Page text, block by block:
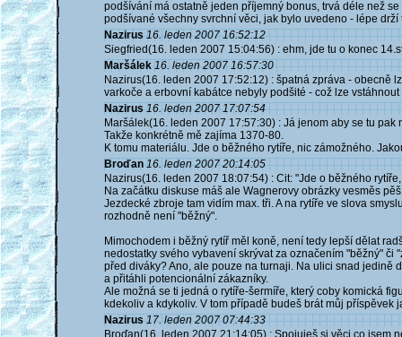
podšívání má ostatně jeden příjemný bonus, trvá déle než
podšívané všechny svrchní věci, jak bylo uvedeno - lépe drží
Nazirus 16. leden 2007 16:52:12
Siegfried(16. leden 2007 15:04:56) : ehm, jde tu o konec
Maršálek 16. leden 2007 16:57:30
Nazirus(16. leden 2007 17:52:12) : špatná zpráva - obecně
varkoče a erbovní kabátce nebyly podšité - což lze
Nazirus 16. leden 2007 17:07:54
Maršálek(16. leden 2007 17:57:30) : Já jenom aby se tu
Takže konkrétně mě zajíma 1370-80.
K tomu materiálu. Jde o běžného rytíře, nic zámožného.
Broďan 16. leden 2007 20:14:05
Nazirus(16. leden 2007 18:07:54) : Cit: "Jde o běžného
Na začátku diskuse máš ale Wagnerovy obrázky vesměs
Jezdecké zbroje tam vidím max. tři. A na rytíře ve slova
rozhodně není "běžný".
Mimochodem i běžný rytíř měl koně, není tedy lepší dělat
nedostatky svého vybavení skrývat za označením "běžný" či
před diváky? Ano, ale pouze na turnaji. Na ulici snad jedině
a přitáhli potencionální zákazníky.
Ale možná se ti jedná o rytíře-šermíře, který coby komická
kdekoliv a kdykoliv. V tom případě budeš brát můj příspěvek
Nazirus 17. leden 2007 07:44:33
Broďan(16. leden 2007 21:14:05) : Spojuješ si věci co jsem